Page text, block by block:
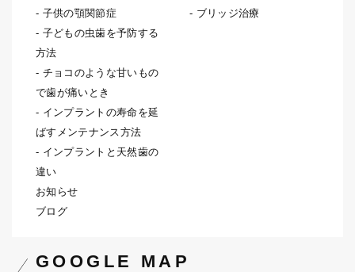
子供の顎関節症
子どもの虫歯を予防する
方法
チョコのような甘いもの
で歯が痛いとき
インプラントの寿命を延
ばすメンテナンス方法
インプラントと天然歯の
違い
お知らせ
ブログ
ブリッジ治療
GOOGLE MAP